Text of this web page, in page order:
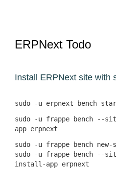
ERPNext Todo
Install ERPNext site with
sudo -u erpnext bench
sudo -u frappe bench
app erpnext
sudo -u frappe bench
sudo -u frappe bench --
install-app erpnext